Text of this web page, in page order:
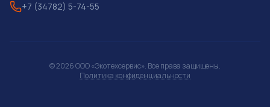
+7 (34782) 5-74-55
© 2026 ООО «Экотехсервис». Все права защищены.
Политика конфиденциальности